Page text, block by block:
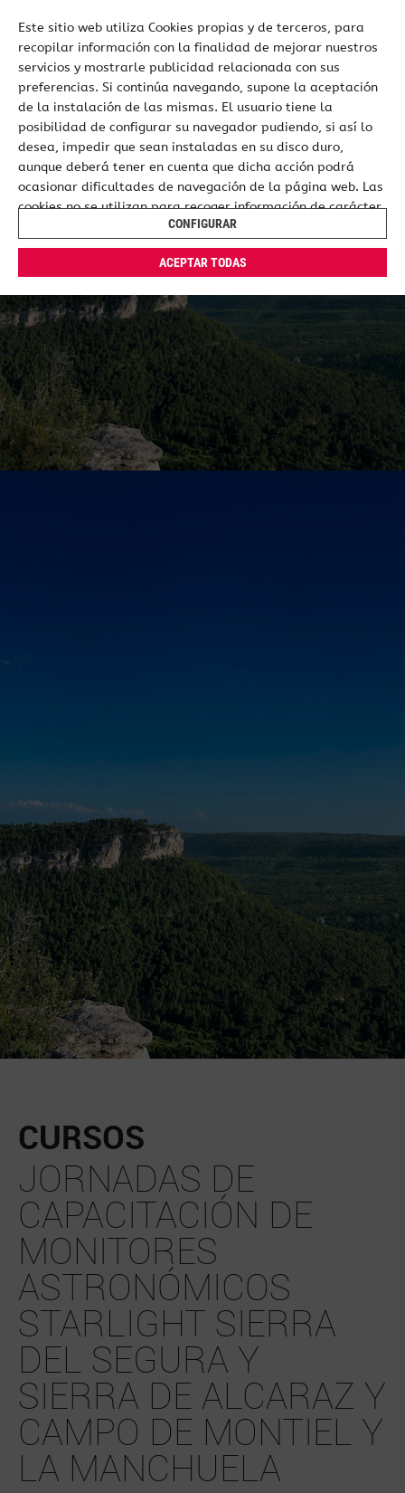
Este sitio web utiliza Cookies propias y de terceros, para
recopilar información con la finalidad de mejorar nuestros
servicios y mostrarle publicidad relacionada con sus
preferencias. Si continúa navegando, supone la aceptación
de la instalación de las mismas. El usuario tiene la
posibilidad de configurar su navegador pudiendo, si así lo
desea, impedir que sean instaladas en su disco duro,
aunque deberá tener en cuenta que dicha acción podrá
ocasionar dificultades de navegación de la página web. Las
cookies no se utilizan para recoger información de carácter
personal. Usted puede permitir su uso o rechazarlo,
también puede cambiar su configuración siempre que lo
desee. Dispone de más información en nuestra
CONFIGURAR
ACEPTAR TODAS
CURSOS
JORNADAS DE
CAPACITACIÓN DE
MONITORES
ASTRONÓMICOS
STARLIGHT SIERRA
DEL SEGURA Y
SIERRA DE ALCARAZ Y
CAMPO DE MONTIEL Y
LA MANCHUELA